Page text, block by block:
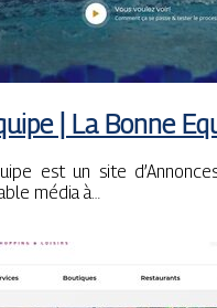
| La Bonne
est un site
média à…